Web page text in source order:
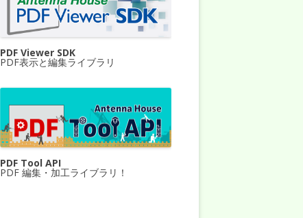
PDF Viewer SDK
PDF表示と編集ライブラリ
PDF Tool API
PDF 編集・加工ライブラリ！